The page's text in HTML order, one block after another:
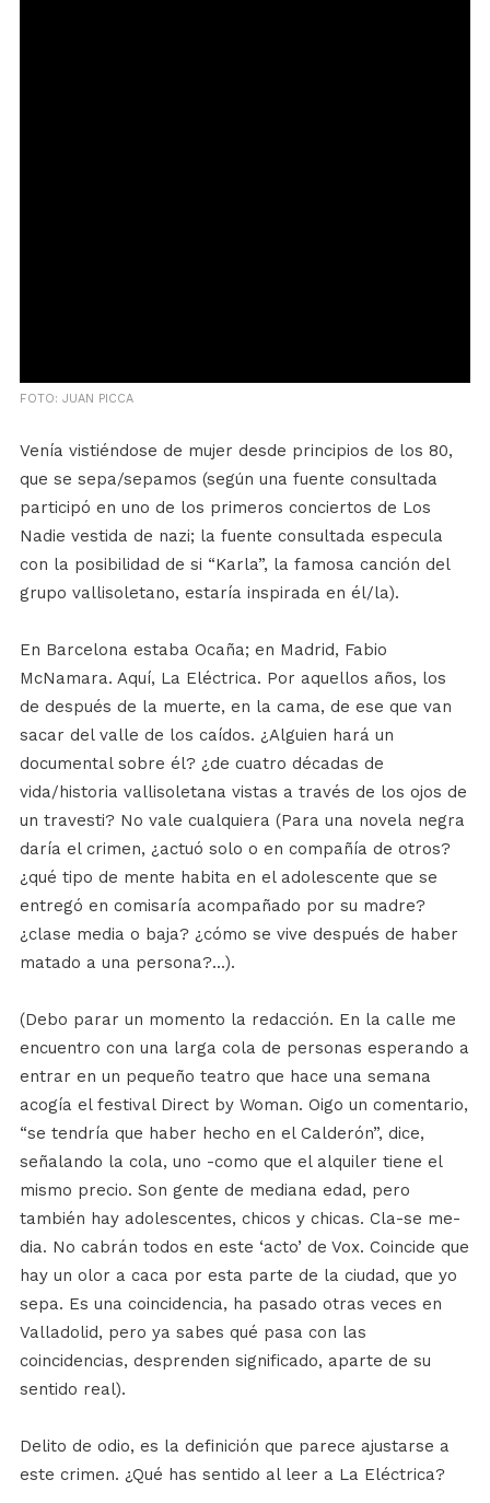
FOTO: JUAN PICCA
Venía vistiéndose de mujer desde principios de los 80,
que se sepa/sepamos (según una fuente consultada
participó en uno de los primeros conciertos de Los
Nadie vestida de nazi; la fuente consultada especula
con la posibilidad de si “Karla”, la famosa canción del
grupo vallisoletano, estaría inspirada en él/la).
En Barcelona estaba Ocaña; en Madrid, Fabio
McNamara. Aquí, La Eléctrica. Por aquellos años, los
de después de la muerte, en la cama, de ese que van
sacar del valle de los caídos. ¿Alguien hará un
documental sobre él? ¿de cuatro décadas de
vida/historia vallisoletana vistas a través de los ojos de
un travesti? No vale cualquiera (Para una novela negra
daría el crimen, ¿actuó solo o en compañía de otros?
¿qué tipo de mente habita en el adolescente que se
entregó en comisaría acompañado por su madre?
¿clase media o baja? ¿cómo se vive después de haber
matado a una persona?...).
(Debo parar un momento la redacción. En la calle me
encuentro con una larga cola de personas esperando a
entrar en un pequeño teatro que hace una semana
acogía el festival Direct by Woman. Oigo un comentario,
“se tendría que haber hecho en el Calderón”, dice,
señalando la cola, uno -como que el alquiler tiene el
mismo precio. Son gente de mediana edad, pero
también hay adolescentes, chicos y chicas. Cla-se me-
dia. No cabrán todos en este ‘acto’ de Vox. Coincide que
hay un olor a caca por esta parte de la ciudad, que yo
sepa. Es una coincidencia, ha pasado otras veces en
Valladolid, pero ya sabes qué pasa con las
coincidencias, desprenden significado, aparte de su
sentido real).
Delito de odio, es la definición que parece ajustarse a
este crimen. ¿Qué has sentido al leer a La Eléctrica?